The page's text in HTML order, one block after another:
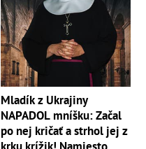
Mladík z Ukrajiny
NAPADOL mníšku: Začal
po nej kričať a strhol jej z